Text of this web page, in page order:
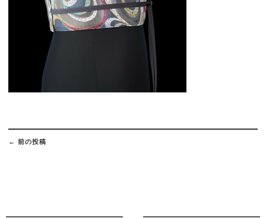
Post
navigation
← 前の投稿